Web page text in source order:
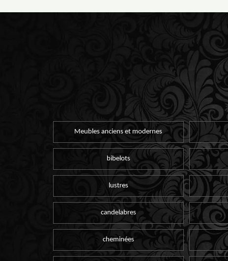
Meubles anciens et modernes
bibelots
lustres
candelabres
cheminées